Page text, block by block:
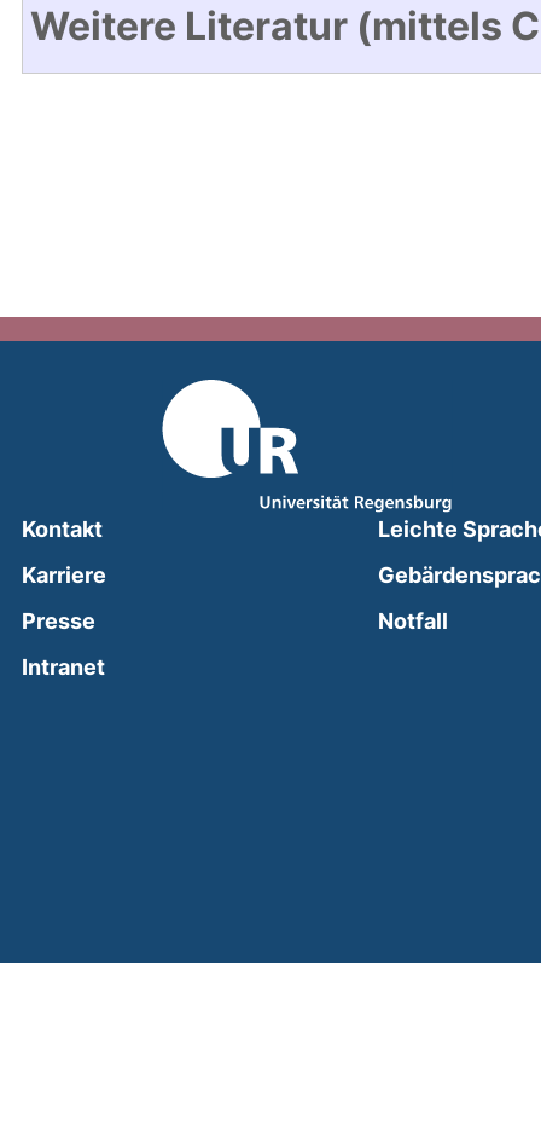
Weitere Literatur (mittels
Kontakt
Karriere
Presse
Intranet(external link, opens in a new window)
Leichte
Notfall